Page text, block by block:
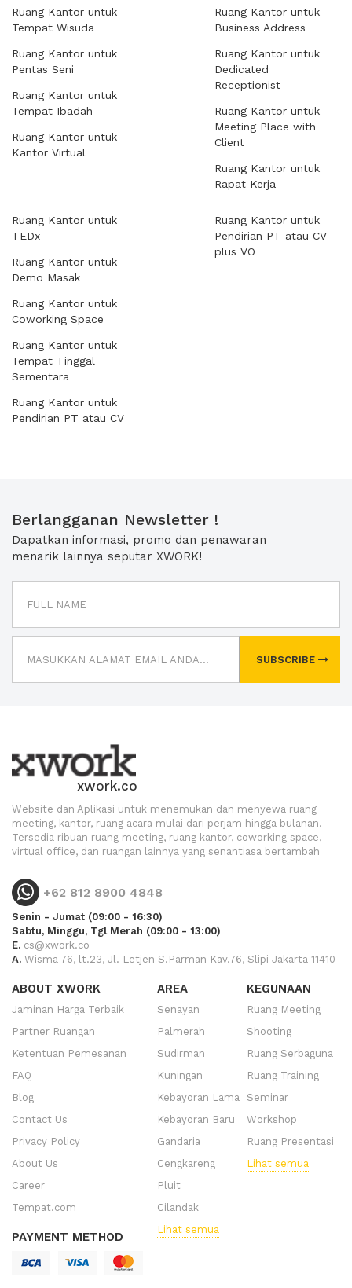
Ruang Kantor untuk
Tempat Wisuda
Ruang Kantor untuk
Pentas Seni
Ruang Kantor untuk
Tempat Ibadah
Ruang Kantor untuk
Kantor Virtual
Ruang Kantor untuk
Business Address
Ruang Kantor untuk
Dedicated
Receptionist
Ruang Kantor untuk
Meeting Place with
Client
Ruang Kantor untuk
Rapat Kerja
Ruang Kantor untuk
TEDx
Ruang Kantor untuk
Demo Masak
Ruang Kantor untuk
Coworking Space
Ruang Kantor untuk
Tempat Tinggal
Sementara
Ruang Kantor untuk
Pendirian PT atau CV
Ruang Kantor untuk
Pendirian PT atau CV
plus VO
Berlangganan Newsletter !
Dapatkan informasi, promo dan penawaran
menarik lainnya seputar XWORK!
SUBSCRIBE
xwork.co
Website dan Aplikasi untuk menemukan dan menyewa ruang
meeting, kantor, ruang acara mulai dari perjam hingga bulanan.
Tersedia ribuan ruang meeting, ruang kantor, coworking space,
virtual office, dan ruangan lainnya yang senantiasa bertambah
+62 812 8900 4848
Senin - Jumat (09:00 - 16:30)
Sabtu, Minggu, Tgl Merah (09:00 - 13:00)
E. cs@xwork.co
A. Wisma 76, lt.23, Jl. Letjen S.Parman Kav.76, Slipi Jakarta 11410
ABOUT XWORK
Jaminan Harga Terbaik
Partner Ruangan
Ketentuan Pemesanan
FAQ
Blog
Contact Us
Privacy Policy
About Us
Career
Tempat.com
PAYMENT METHOD
AREA
Senayan
Palmerah
Sudirman
Kuningan
Kebayoran Lama
Kebayoran Baru
Gandaria
Cengkareng
Pluit
Cilandak
Lihat semua
KEGUNAAN
Ruang Meeting
Shooting
Ruang Serbaguna
Ruang Training
Seminar
Workshop
Ruang Presentasi
Lihat semua